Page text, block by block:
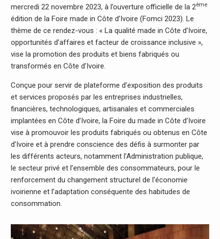
mercredi 22 novembre 2023, à l’ouverture officielle de la 2ème
édition de la Foire made in Côte d’Ivoire (Fomci 2023). Le
thème de ce rendez-vous : « La qualité made in Côte d’Ivoire,
opportunités d’affaires et facteur de croissance inclusive »,
vise la promotion des produits et biens fabriqués ou
transformés en Côte d’Ivoire.
Conçue pour servir de plateforme d’exposition des produits
et services proposés par les entreprises industrielles,
financières, technologiques, artisanales et commerciales
implantées en Côte d’Ivoire, la Foire du made in Côte d’Ivoire
vise à promouvoir les produits fabriqués ou obtenus en Côte
d’Ivoire et à prendre conscience des défis à surmonter par
les différents acteurs, notamment l’Administration publique,
le secteur privé et l’ensemble des consommateurs, pour le
renforcement du changement structurel de l’économie
ivoirienne et l’adaptation conséquente des habitudes de
consommation.